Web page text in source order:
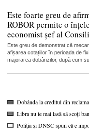
Este foarte greu de
ROBOR permite o
economist șef al
Este greu de demonstrat că
afișarea cotațiilor în perioada de
majorarea dobânzilor, după cum
Dobânda la creditul din
Libra nu te mai lasă să scoți
Poliția și DNSC spun că e